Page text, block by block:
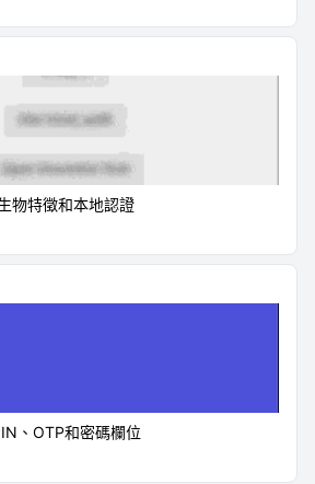
物特徵和本地認證
、OTP和密碼欄位